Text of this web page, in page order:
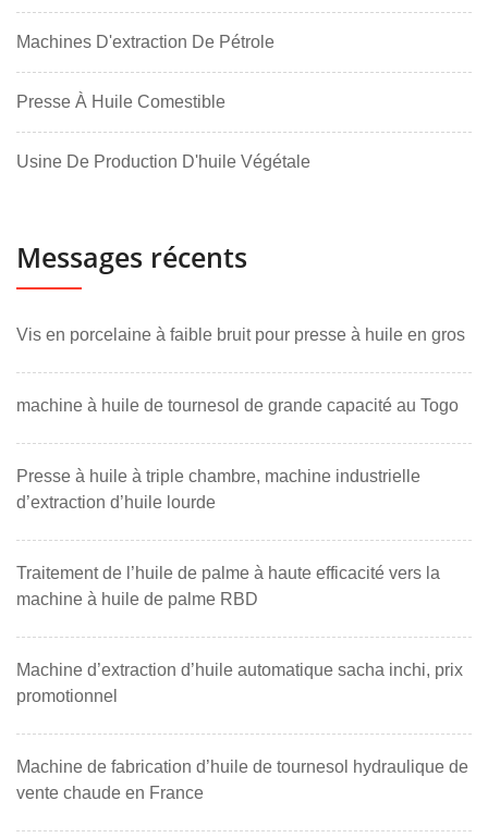
Machines D'extraction De Pétrole
Presse À Huile Comestible
Usine De Production D'huile Végétale
Messages récents
Vis en porcelaine à faible bruit pour presse à huile en gros
machine à huile de tournesol de grande capacité au Togo
Presse à huile à triple chambre, machine industrielle
d’extraction d’huile lourde
Traitement de l’huile de palme à haute efficacité vers la
machine à huile de palme RBD
Machine d’extraction d’huile automatique sacha inchi, prix
promotionnel
Machine de fabrication d’huile de tournesol hydraulique de
vente chaude en France